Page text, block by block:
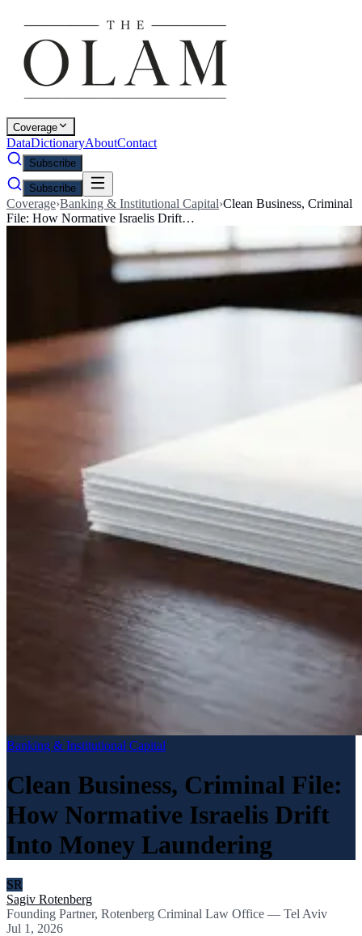
Coverage
DataDictionaryAboutContact
Subscribe
Subscribe
Coverage›Banking & Institutional Capital›Clean Business, Criminal
File: How Normative Israelis Drift…
Banking & Institutional Capital
Clean Business, Criminal File:
How Normative Israelis Drift
Into Money Laundering
SR
Sagiv Rotenberg
Founding Partner, Rotenberg Criminal Law Office — Tel Aviv
Jul 1, 2026